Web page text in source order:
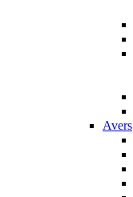
Avers